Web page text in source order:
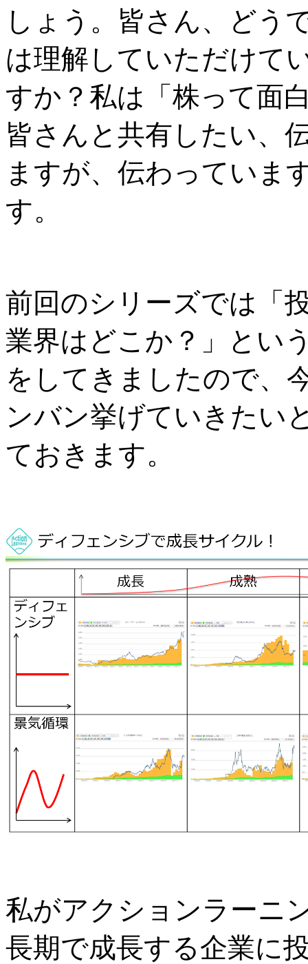
しょう。皆さん、どう
は理解していただけて
すか？私は「株って面
皆さんと共有したい、
ますが、伝わっていま
す。
前回のシリーズでは「
業界はどこか？」とい
をしてきましたので、
ンバン挙げていきたい
ておきます。
私がアクションラーニ
長期で成長する企業に